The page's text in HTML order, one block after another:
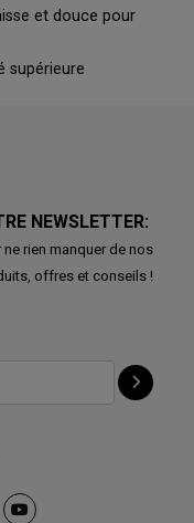
et douce pour
supérieure
NEWSLETTER:
rien manquer de nos
offres et conseils !